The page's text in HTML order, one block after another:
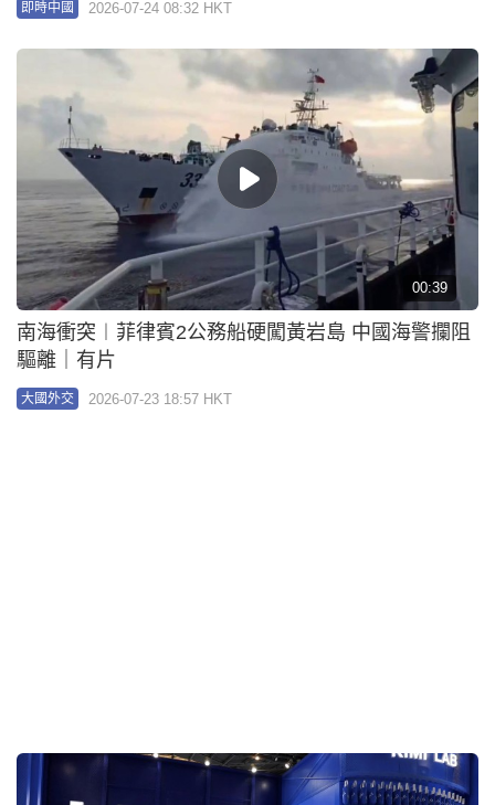
南海衝突︱菲律賓2公務船硬闖黃岩島 中國海警攔阻
驅離｜有片
2026-07-23 18:57 HKT
Kimi K3｜白宮：月之暗面竊取美國AI模型 中方：停
東盟外長會︱日揆稱曾與王毅就兩國關係交流 外交